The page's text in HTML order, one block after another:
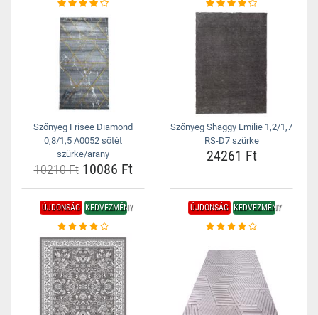
Szőnyeg Frisee Diamond
0,8/1,5 A0052 sötét
szürke/arany
10210 Ft10086 Ft
Szőnyeg Shaggy Emilie 1,2/1,7
RS-D7 szürke
24261 Ft
ÚJDONSÁG KEDVEZMÉNY ÚJDONSÁG KEDVEZMÉNY